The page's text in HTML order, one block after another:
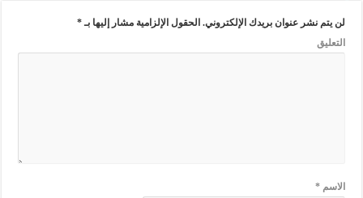
لن يتم نشر عنوان بريدك الإلكتروني. الحقول الإلزامية مشار إليها بـ*
التعليق
الاسم*